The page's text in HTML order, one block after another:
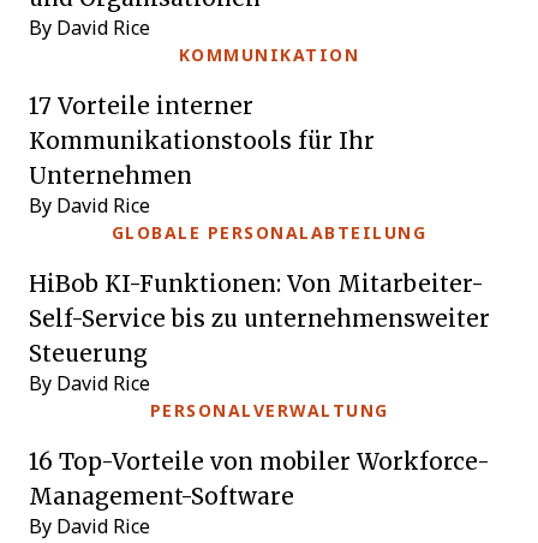
By David Rice
KOMMUNIKATION
17 Vorteile interner
Kommunikationstools für Ihr
Unternehmen
By David Rice
GLOBALE PERSONALABTEILUNG
HiBob KI-Funktionen: Von Mitarbeiter-
Self-Service bis zu unternehmensweiter
Steuerung
By David Rice
PERSONALVERWALTUNG
16 Top-Vorteile von mobiler Workforce-
Management-Software
By David Rice